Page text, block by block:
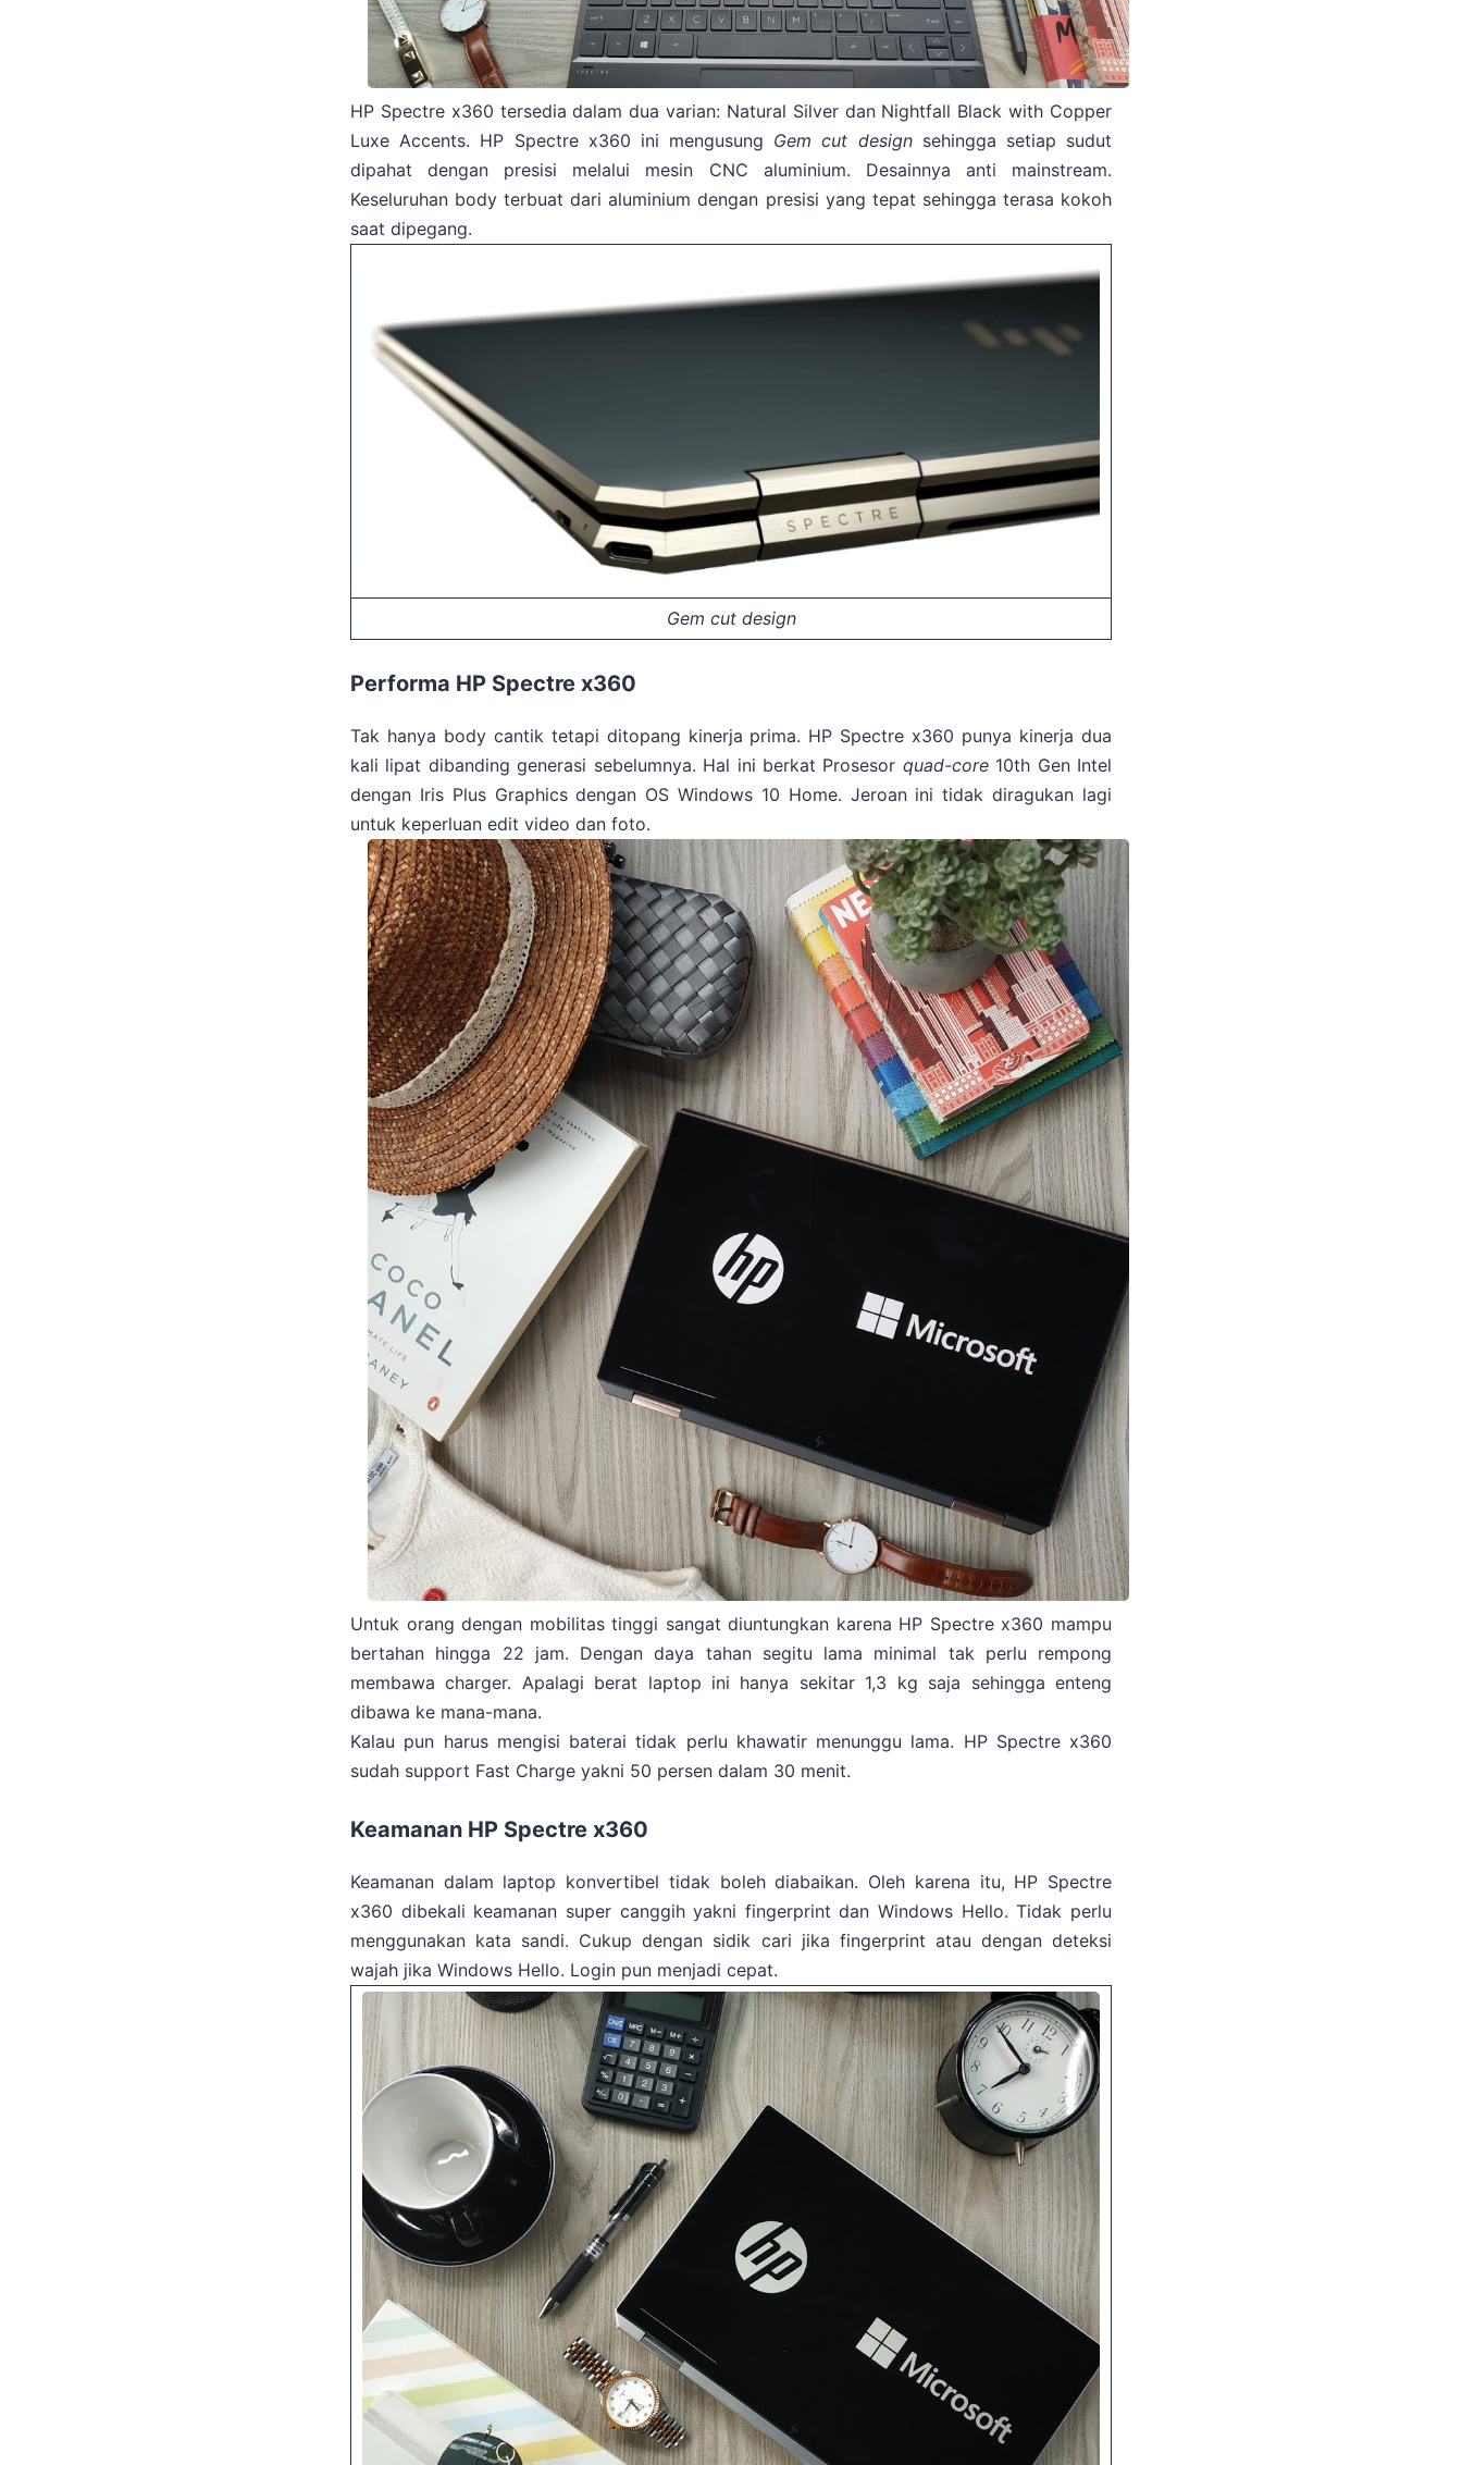
HP Spectre x360 tersedia dalam dua varian: Natural Silver dan Nightfall Black with Copper
Luxe Accents. HP Spectre x360 ini mengusung Gem cut design sehingga setiap sudut
dipahat dengan presisi melalui mesin CNC aluminium. Desainnya anti mainstream.
Keseluruhan body terbuat dari aluminium dengan presisi yang tepat sehingga terasa kokoh
saat dipegang.
Gem cut design
Performa HP Spectre x360
Tak hanya body cantik tetapi ditopang kinerja prima. HP Spectre x360 punya kinerja dua
kali lipat dibanding generasi sebelumnya. Hal ini berkat Prosesor quad-core10th Gen Intel
dengan Iris Plus Graphics dengan OS Windows 10 Home. Jeroan ini tidak diragukan lagi
untuk keperluan edit video dan foto.
Untuk orang dengan mobilitas tinggi sangat diuntungkan karena HP Spectre x360 mampu
bertahan hingga 22 jam. Dengan daya tahan segitu lama minimal tak perlu rempong
membawa charger. Apalagi berat laptop ini hanya sekitar 1,3 kg saja sehingga enteng
dibawa ke mana-mana.
Kalau pun harus mengisi baterai tidak perlu khawatir menunggu lama. HP Spectre x360
sudah support Fast Charge yakni 50 persen dalam 30 menit.
Keamanan HP Spectre x360
Keamanan dalam laptop konvertibel tidak boleh diabaikan. Oleh karena itu, HP Spectre
x360 dibekali keamanan super canggih yakni fingerprint danWindows Hello. Tidak perlu
menggunakan kata sandi. Cukup dengan sidik cari jika fingerprint atau dengan deteksi
wajah jika Windows Hello. Login pun menjadi cepat.